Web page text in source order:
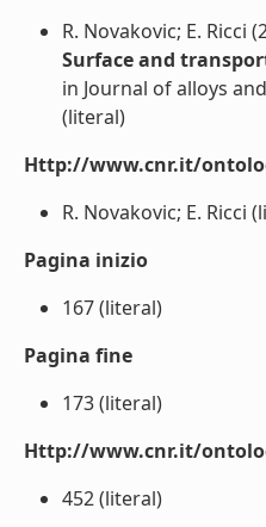
R. Novakovic; E. Ricci
Surface and
in Journal of alloys
(literal)
Http://www.cnr.it/
R. Novakovic; E. Ricci
Pagina inizio
167 (literal)
Pagina fine
173 (literal)
Http://www.cnr.it/
452 (literal)